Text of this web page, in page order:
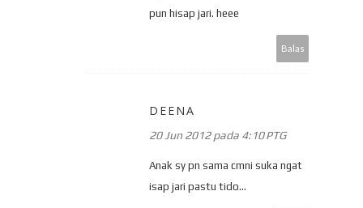
pun hisap jari. heee
Balas
DEENA
20 Jun 2012 pada 4:10 PTG
Anak sy pn sama cmni suka ngat
isap jari pastu tido...